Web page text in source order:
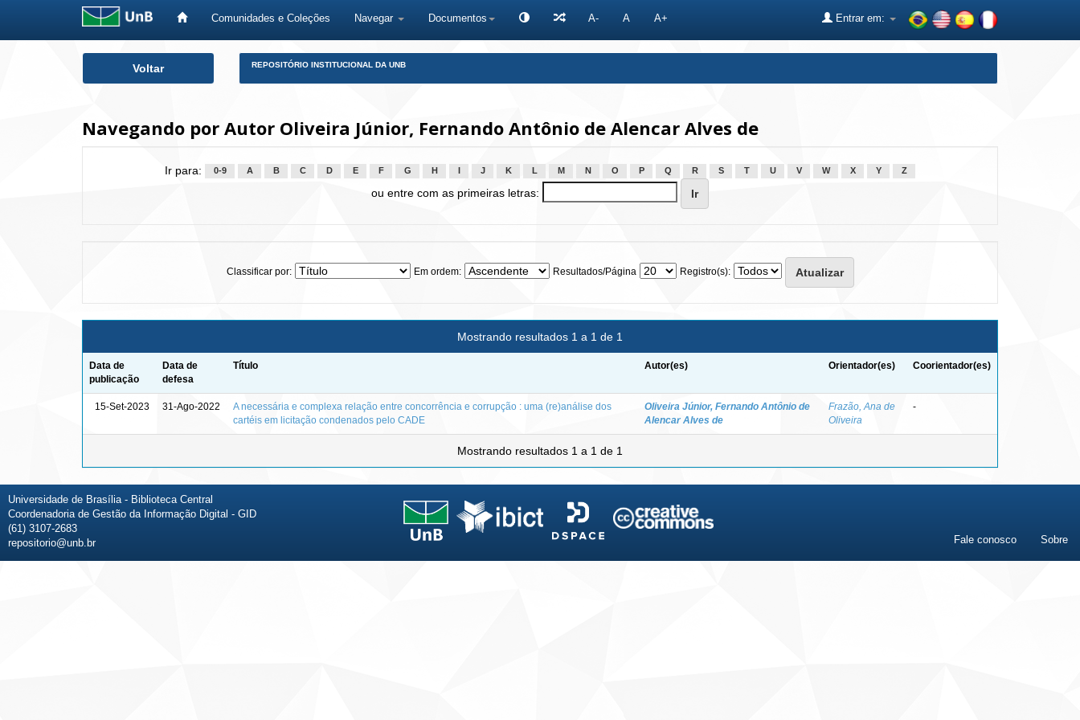
Comunidades e Coleções Navegar Documentos A- A A+ Entrar em:
Voltar REPOSITÓRIO INSTITUCIONAL DA UNB
Navegando por Autor Oliveira Júnior, Fernando Antônio de Alencar Alves de
Ir para: 0-9 A B C D E F G H J K L M N O P Q R S T U V W X Y Z
ou entre com as primeiras letras:
Classificar por: Em ordem: Resultados/Página Registro(s):
Mostrando resultados 1 a 1 de 1
Data de
publicação
Data de
defesa
Título Autor(es) Orientador(es) Coorientador(es)
15-Set-2023 31-Ago-2022
A necessária e complexa relação entre concorrência e corrupção : uma (re)análise dos
cartéis em licitação condenados pelo CADE
Oliveira Júnior, Fernando Antônio de
Alencar Alves de
Frazão, Ana de
Oliveira
-
Mostrando resultados 1 a 1 de 1
Universidade de Brasília - Biblioteca Central
Coordenadoria de Gestão da Informação Digital - GID
(61) 3107-2683
repositorio@unb.br
Fale conosco Sobre